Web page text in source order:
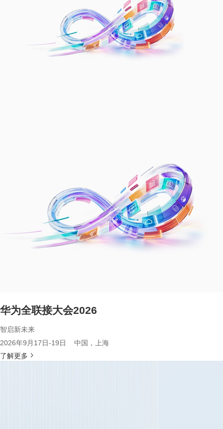
华为全联接大会2026
智启新未来
2026年9月17日-19日 中国，上海
了解更多